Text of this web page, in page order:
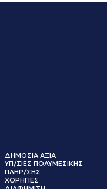
ΔΗΜΟΣΙΑ ΑΞΙΑ
ΥΠ/ΣΙΕΣ ΠΟΛΥΜΕΣΙΚΗΣ
ΠΛΗΡ/ΣΗΣ
ΧΟΡΗΓΙΕΣ